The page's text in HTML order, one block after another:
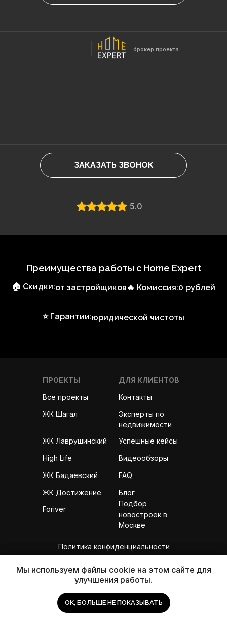
5.0
брокер проекта
ЗАКАЗАТЬ ЗВОНОК
Мы используем файлы cookie на этом сайте для
улучшения работы.
OK, БОЛЬШЕ НЕ ПОКАЗЫВАТЬ
Мы используем файлы cookie на этом сайте для
улучшения работы.
OK, БОЛЬШЕ НЕ ПОКАЗЫВАТЬ
Преимущества работы с Home Expert
🏠 Скидки:от застройщиков 🔥 Комиссия:0 рублей
⭐ Гарантии:юридической чистоты
ПРОЕКТЫ
info@homexpert.me
ДЛЯ КЛИЕНТОВ
Контакты
Эксперты по
недвижимости
Успешные кейсы
Видеообзоры
FAQ
Блог
Подбор
новостроек в
Москве
Политика конфиденциальности
Согласие на получение рассылок
Foriver
ЖК Достижение
ЖК Бадаевский
High Life
ЖК Лаврушинский
ЖК Шагал
Все проекты